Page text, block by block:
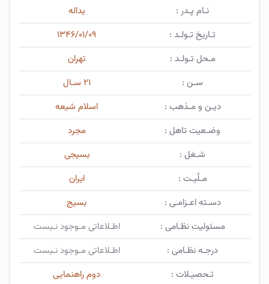
نـام پـدر :
یداله
تـاریخ تـولـد :
۱۳۴۶/۰۱/۰۹
مـحل تـولـد :
تهران
سـن :
۲۱ سـال
دیـن و مـذهب :
اسلام شیعه
وضـعیت تاهل :
مجرد
شـغل :
بسیجی
مـلّیـت :
ایران
دسـته اعـزامـی :
بسیج
مسئولیت نظـامی :
اطـلاعاتی مـوجود نـیست
درجـه نظـامی :
اطـلاعاتی مـوجود نـیست
تـحصیـلات :
دوم راهنمایی